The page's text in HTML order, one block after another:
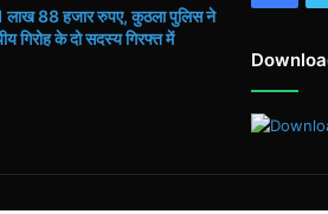
लाख 88 हजार रुपए, कुठला पुलिस ने
गिरोह के दो सदस्य गिरफ्त में